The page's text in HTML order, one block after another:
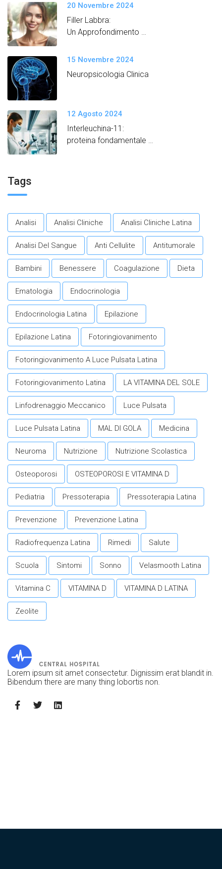
20 Novembre 2024
Filler Labbra:
Un Approfondimento
15 Novembre 2024
Neuropsicologia Clinica
12 Agosto 2024
Interleuchina-11:
proteina fondamentale
Tags
Analisi Analisi Cliniche Analisi Cliniche Latina
Analisi Del Sangue Anti Cellulite Antitumorale
Bambini Benessere Coagulazione Dieta
Ematologia Endocrinologia
Endocrinologia Latina Epilazione
Epilazione Latina Fotoringiovanimento
Fotoringiovanimento A Luce Pulsata Latina
Fotoringiovanimento Latina LA VITAMINA DEL SOLE
Linfodrenaggio Meccanico Luce Pulsata
Luce Pulsata Latina MAL DI GOLA Medicina
Neuroma Nutrizione Nutrizione Scolastica
Osteoporosi OSTEOPOROSI E VITAMINA D
Pediatria Pressoterapia Pressoterapia Latina
Prevenzione Prevenzione Latina
Radiofrequenza Latina Rimedi Salute
Scuola Sintomi Sonno Velasmooth Latina
Vitamina C VITAMINA D VITAMINA D LATINA
Zeolite
Lorem ipsum sit amet consectetur. Dignissim erat blandit in.
Bibendum there are many thing lobortis non.